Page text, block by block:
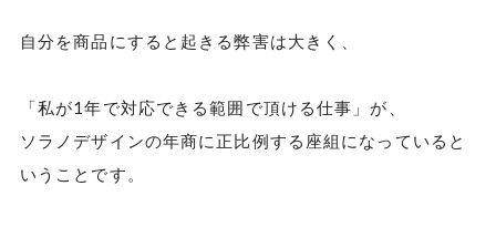
自分を商品にすると起きる弊害は大きく、
「私が1年で対応できる範囲で頂ける仕事」が、
ソラノデザインの年商に正比例する座組になっていると
いうことです。